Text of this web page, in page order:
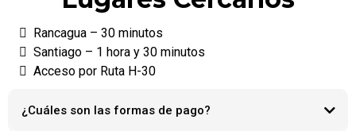
Rancagua – 30 minutos
Santiago – 1 hora y 30 minutos
Acceso por Ruta H-30
¿Cuáles son las formas de pago?